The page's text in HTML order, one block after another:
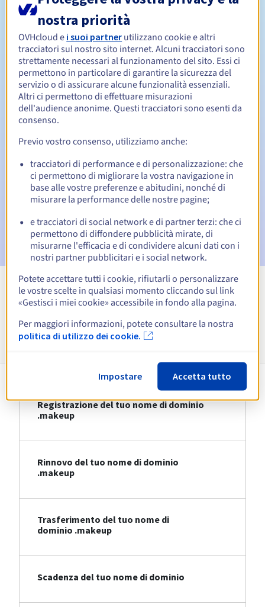
Periodo di rinnovo Da 1 a 10 anni
Redemption period 30 giorni
Email di notifica:
60, 30, 15, 7 e 3 giorni prima della
scadenza
Email il giorno della scadenzaper notificare la
sospensione del nome di dominio
Email dopo il Redemption Grace Periodper notificare la
cancellazione del nome di dominio
Visualizza tutte le estensioni
Informazioni su .makeup
Registrazione del tuo nome di dominio
.makeup
Rinnovo del tuo nome di dominio
.makeup
Trasferimento del tuo nome di
dominio .makeup
Scadenza del tuo nome di dominio
nostra priorità
OVHcloud e i suoi partner utilizzano cookie e altri
tracciatori sul nostro sito internet. Alcuni tracciatori sono
strettamente necessari al funzionamento del sito. Essi ci
permettono in particolare di garantire la sicurezza del
servizio o di assicurare alcune funzionalità essenziali.
Altri ci permettono di effettuare misurazioni
dell'audience anonime. Questi tracciatori sono esenti da
consenso.
Previo vostro consenso, utilizziamo anche:
tracciatori di performance e di personalizzazione: che
ci permettono di migliorare la vostra navigazione in
base alle vostre preferenze e abitudini, nonché di
misurare la performance delle nostre pagine;
e tracciatori di social network e di partner terzi: che ci
permettono di diffondere pubblicità mirate, di
misurarne l'efficacia e di condividere alcuni dati con i
nostri partner pubblicitari e i social network.
Potete accettare tutti i cookie, rifiutarli o personalizzare
le vostre scelte in qualsiasi momento cliccando sul link
«Gestisci i miei cookie» accessibile in fondo alla pagina.
Per maggiori informazioni, potete consultare la nostra
politica di utilizzo dei cookie.
Impostare Accetta tutto